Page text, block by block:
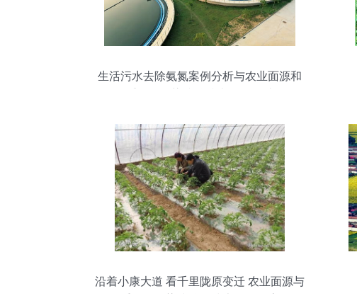
生活污水去除氨氮案例分析与农业面源和
沿着小康大道 看千里陇原变迁 农业面源与